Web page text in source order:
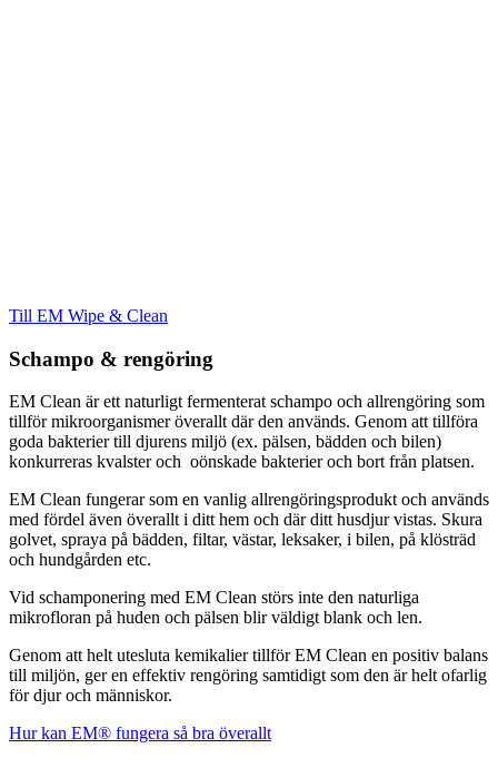
Till EM Wipe & Clean
Schampo & rengöring
EM Clean är ett naturligt fermenterat schampo och allrengöring som
tillför mikroorganismer överallt där den används. Genom att tillföra
goda bakterier till djurens miljö (ex. pälsen, bädden och bilen)
konkurreras kvalster och oönskade bakterier och bort från platsen.
EM Clean fungerar som en vanlig allrengöringsprodukt och används
med fördel även överallt i ditt hem och där ditt husdjur vistas. Skura
golvet, spraya på bädden, filtar, västar, leksaker, i bilen, på klösträd
och hundgården etc.
Vid schamponering med EM Clean störs inte den naturliga
mikrofloran på huden och pälsen blir väldigt blank och len.
Genom att helt utesluta kemikalier tillför EM Clean en positiv balans
till miljön, ger en effektiv rengöring samtidigt som den är helt ofarlig
för djur och människor.
Hur kan EM® fungera så bra överallt